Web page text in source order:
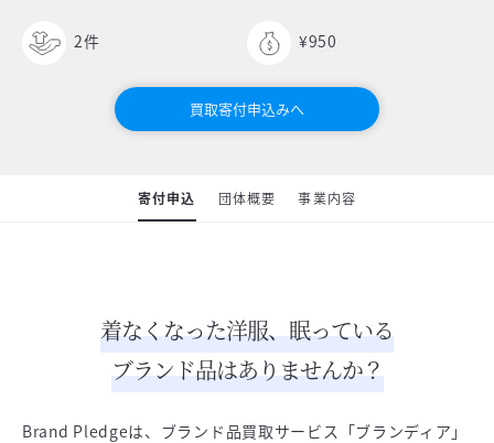
2件 ¥950
買取寄付申込みへ
寄付申込 団体概要 事業内容
着なくなった洋服、眠っている
ブランド品はありませんか？
Brand Pledgeは、ブランド品買取サービス「ブランディア」